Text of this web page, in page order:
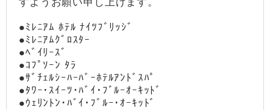
●ﾐﾚﾆｱﾑ ﾎﾃﾙ ﾅｲﾂﾌﾞﾘｯｼﾞ
●ﾐﾚﾆｱﾑｸﾞﾛｽﾀｰ
●ﾍﾞｲﾘｰｽﾞ
●ｺﾌﾟｿｰﾝ ﾀﾗ
●ｻﾞﾁｪﾙｼｰﾊｰﾊﾞｰﾎﾃﾙｱﾝﾄﾞｽﾊﾟ
●ﾀﾜｰ･ｽｲｰﾂ･ﾊﾞｲ･ﾌﾞﾙｰｵｰｷｯﾄﾞ
●ｳｪﾘﾝﾄﾝ･ﾊﾞｲ･ﾌﾞﾙｰ･ｵｰｷｯﾄﾞ